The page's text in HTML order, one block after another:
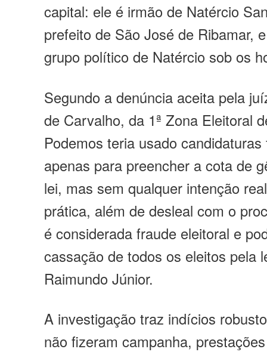
capital: ele é irmão de Natércio
prefeito de São José de Ribamar,
grupo político de Natércio sob os
Segundo a denúncia aceita pela
de Carvalho, da 1ª Zona Eleitoral
Podemos teria usado
apenas para preencher a cota de
lei, mas sem qualquer intenção
prática, além de desleal com o
é considerada fraude eleitoral e
cassação de todos os eleitos pela
Raimundo Júnior.
A investigação traz indícios
não fizeram campanha,